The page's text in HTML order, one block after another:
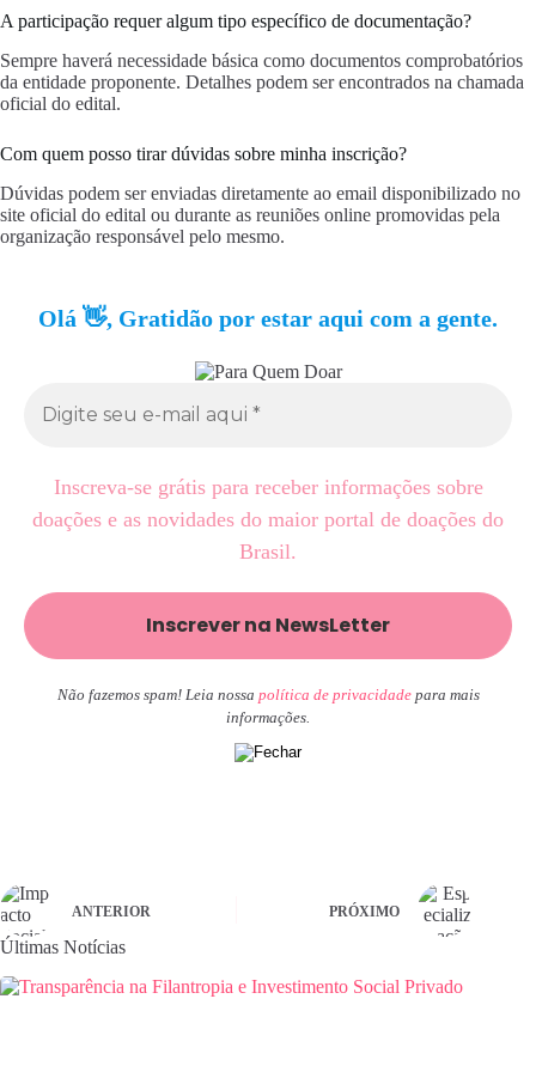
A participação requer algum tipo específico de documentação?
Sempre haverá necessidade básica como documentos comprobatórios
da entidade proponente. Detalhes podem ser encontrados na chamada
oficial do edital.
Com quem posso tirar dúvidas sobre minha inscrição?
Dúvidas podem ser enviadas diretamente ao email disponibilizado no
site oficial do edital ou durante as reuniões online promovidas pela
organização responsável pelo mesmo.
Olá 👋, Gratidão por estar aqui com a gente.
Inscreva-se grátis para receber informações sobre
doações e as novidades do maior portal de doações do
Brasil.
Não fazemos spam! Leia nossa política de privacidadepara mais
informações.
ANTERIOR PRÓXIMO
Últimas Notícias